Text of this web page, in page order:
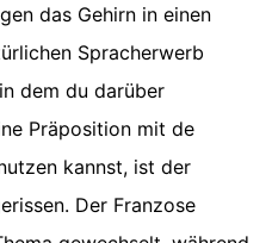
das Gehirn in einen
Spracherwerb
dem du darüber
Präposition mit de
kannst, ist der
Der Franzose